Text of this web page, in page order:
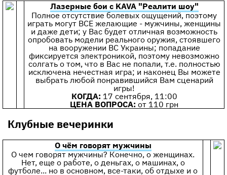
Лазерные бои с KAVA "Реалити шоу"
Полное отсутствие болевых ощущений, поэтому
играть могут ВСЕ желающие - мужчины, женщины
и даже дети; у Вас будет отличная возможность
опробовать модели реального оружия, стоявшего
на вооружении ВС Украины; попадание
фиксируется электроникой, поэтому невозможно
солгать о том, что в Вас не попали, т.е. полностью
исключена нечестная игра; и наконец Вы можете
выбрать любой понравившийся Вам сценарий
игры!
КОГДА: 17 сентября, 11:00
ЦЕНА ВОПРОСА: от 110 грн
Клубные вечеринки
О чём говорят мужчины
О чем говорят мужчины? Конечно, о женщинах.
Нет, еще о работе, о деньгах, о машинах, о
футболе... но в основном, все-таки, об отдыхе и о